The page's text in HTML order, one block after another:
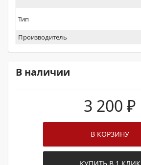
Тип
Производитель
В наличии
3 200 ₽
В КОРЗИНУ